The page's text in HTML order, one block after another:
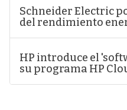
Schneider Electric
del rendimiento
HP introduce el
su programa HP